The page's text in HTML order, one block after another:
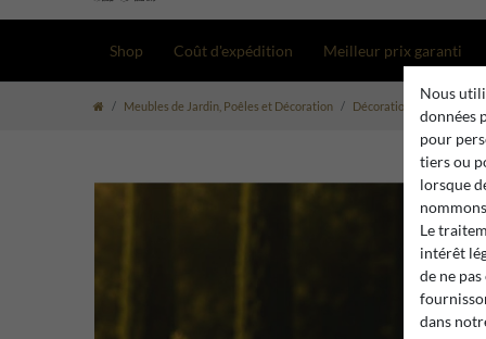
Shop Coût d'expédition Meilleur prix garanti
Meubles de Jardin, Poêles et Décoration Décoration de Jardin
Nous
données
pour
tiers ou
lorsque
Le
intérêt
de ne
dans